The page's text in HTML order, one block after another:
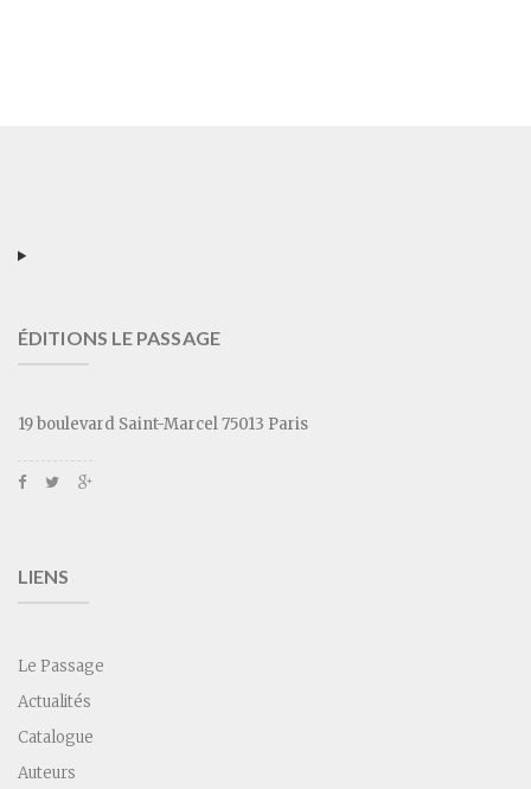
ÉDITIONS LE PASSAGE
19 boulevard Saint-Marcel 75013 Paris
LIENS
Le Passage
Actualités
Catalogue
Auteurs